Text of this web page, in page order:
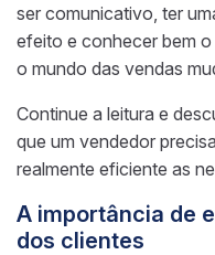
ser comunicativo, ter
efeito e conhecer bem
o mundo das vendas
Continue a leitura e
que um vendedor
realmente eficiente as
A importância de
dos clientes